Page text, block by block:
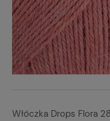
Włóczka Drops Flora